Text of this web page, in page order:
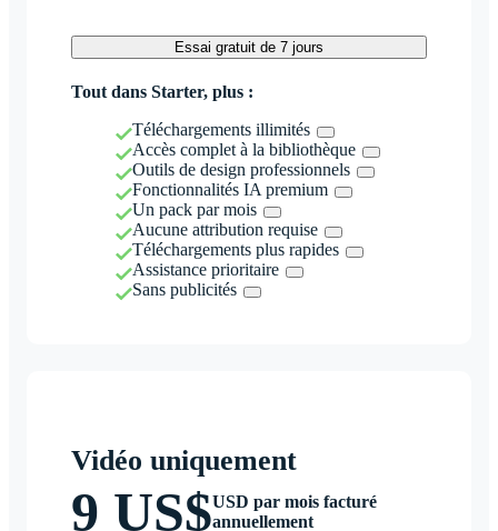
Essai gratuit de 7 jours
Tout dans Starter, plus :
Téléchargements illimités
Accès complet à la bibliothèque
Outils de design professionnels
Fonctionnalités IA premium
Un pack par mois
Aucune attribution requise
Téléchargements plus rapides
Assistance prioritaire
Sans publicités
Vidéo uniquement
9 US$USD par mois facturé
annuellement